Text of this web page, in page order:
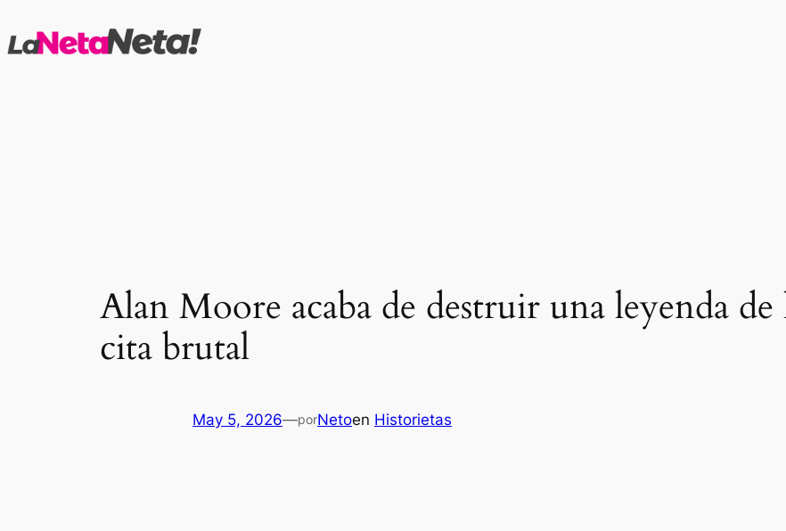
al
Alan Moore acaba de destruir una leyenda
cita brutal
May 5, 2026—porNetoen Historietas